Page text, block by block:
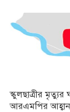
স্কুলছাত্রীর
আরএমপির আহ্বান